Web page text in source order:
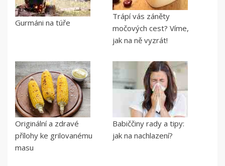
Gurmáni na túře
Trápí vás záněty
močových cest? Víme,
jak na ně vyzrát!
Originální a zdravé
přílohy ke grilovanému
masu
Babiččiny rady a tipy:
jak na nachlazení?